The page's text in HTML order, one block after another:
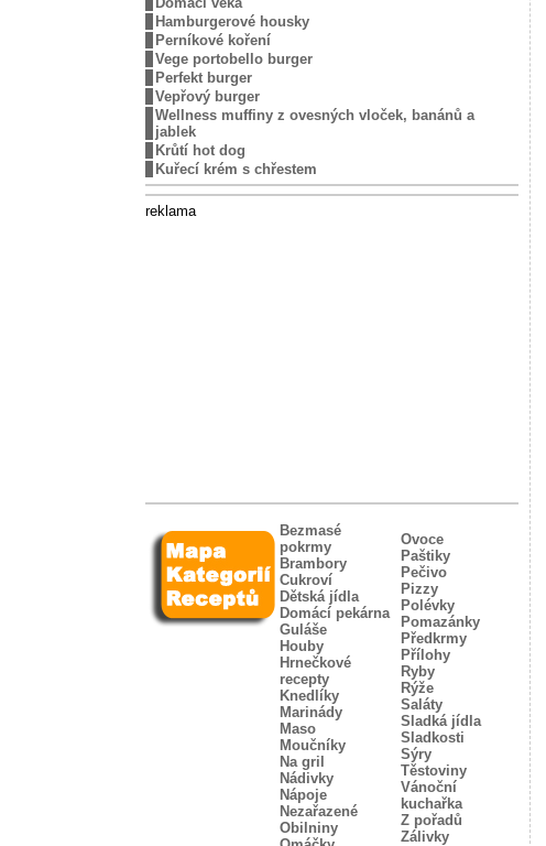
Hamburgerové housky
Perníkové koření
Vege portobello burger
Perfekt burger
Vepřový burger
Wellness muffiny z ovesných vloček, banánů a
jablek
Krůtí hot dog
Kuřecí krém s chřestem
reklama
Bezmasé
pokrmy
Brambory
Cukroví
Dětská jídla
Domácí pekárna
Guláše
Houby
Hrnečkové
recepty
Knedlíky
Marinády
Maso
Moučníky
Na gril
Nádivky
Nápoje
Nezařazené
Obilniny
Ovoce
Paštiky
Pečivo
Pizzy
Polévky
Pomazánky
Předkrmy
Přílohy
Ryby
Rýže
Saláty
Sladká jídla
Sladkosti
Sýry
Těstoviny
Vánoční
kuchařka
Z pořadů
Zálivky